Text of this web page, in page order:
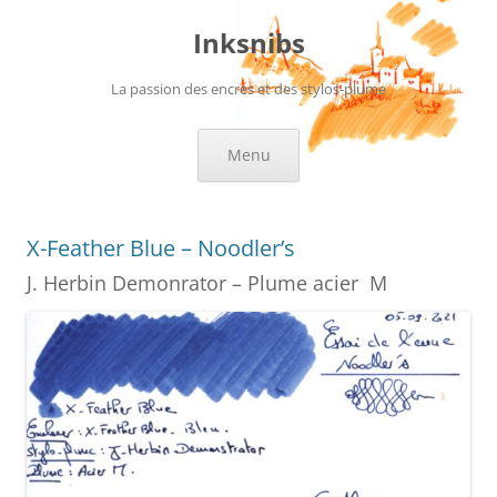
Inksnibs
La passion des encres et des stylos-plume
Menu
X-Feather Blue – Noodler’s
J. Herbin Demonrator – Plume acier M